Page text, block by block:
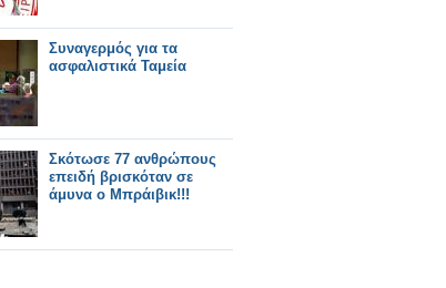
Συναγερμός για τα
ασφαλιστικά Ταμεία
Σκότωσε 77 ανθρώπους
επειδή βρισκόταν σε
άμυνα ο Μπράιβικ!!!